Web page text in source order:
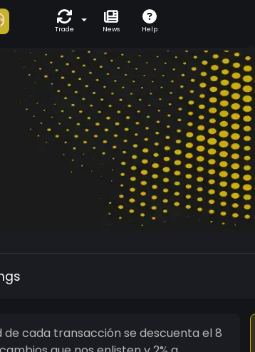
Trade News Help
cada transacción se descuenta el 8